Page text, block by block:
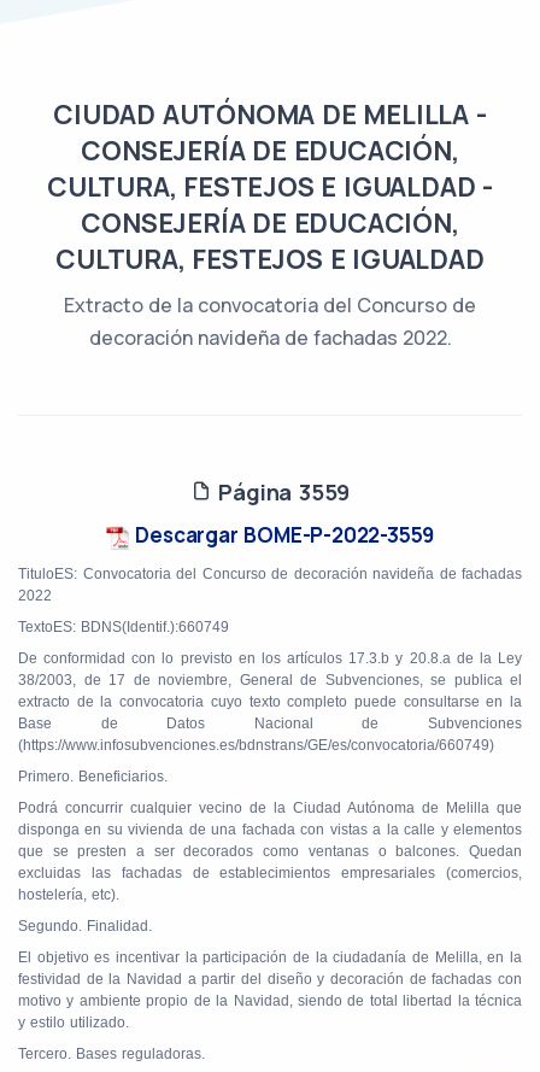
CIUDAD AUTÓNOMA DE MELILLA -
CONSEJERÍA DE EDUCACIÓN,
CULTURA, FESTEJOS E IGUALDAD -
CONSEJERÍA DE EDUCACIÓN,
CULTURA, FESTEJOS E IGUALDAD
Extracto de la convocatoria del Concurso de
decoración navideña de fachadas 2022.
Página 3559
Descargar BOME-P-2022-3559
TituloES: Convocatoria del Concurso de decoración navideña de fachadas
2022
TextoES: BDNS(Identif.):660749
De conformidad con lo previsto en los artículos 17.3.b y 20.8.a de la Ley
38/2003, de 17 de noviembre, General de Subvenciones, se publica el
extracto de la convocatoria cuyo texto completo puede consultarse en la
Base de Datos Nacional de Subvenciones
(https://www.infosubvenciones.es/bdnstrans/GE/es/convocatoria/660749)
Primero. Beneficiarios.
Podrá concurrir cualquier vecino de la Ciudad Autónoma de Melilla que
disponga en su vivienda de una fachada con vistas a la calle y elementos
que se presten a ser decorados como ventanas o balcones. Quedan
excluidas las fachadas de establecimientos empresariales (comercios,
hostelería, etc).
Segundo. Finalidad.
El objetivo es incentivar la participación de la ciudadanía de Melilla, en la
festividad de la Navidad a partir del diseño y decoración de fachadas con
motivo y ambiente propio de la Navidad, siendo de total libertad la técnica
y estilo utilizado.
Tercero. Bases reguladoras.